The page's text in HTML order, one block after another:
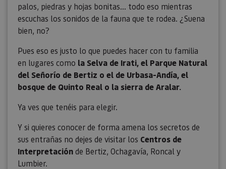
palos, piedras y hojas bonitas... todo eso mientras
escuchas los sonidos de la fauna que te rodea. ¿Suena
bien, no?
Pues eso es justo lo que puedes hacer con tu familia
en lugares como la Selva de Irati, el Parque Natural
del Señorío de Bertiz o el de Urbasa-Andía, el
bosque de Quinto Real o la sierra de Aralar.
Ya ves que tenéis para elegir.
Y si quieres conocer de forma amena los secretos de
sus entrañas no dejes de visitar los Centros de
Interpretaciónde Bertiz, Ochagavía, Roncal y
Lumbier.